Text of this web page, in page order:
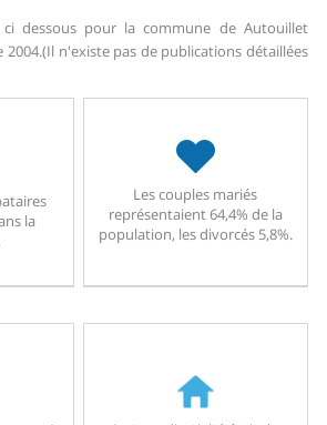
ci dessous pour la commune de Autouillet
2004.(Il n'existe pas de publications détaillées
la
Les couples mariés
représentaient 64,4% de la
population, les divorcés 5,8%.